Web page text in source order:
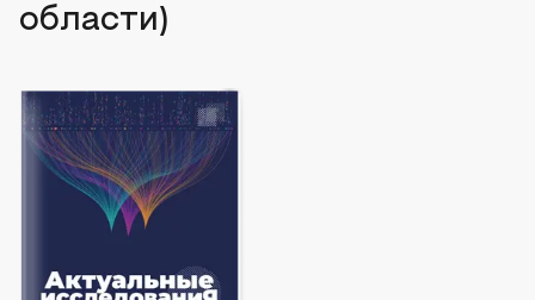
области)